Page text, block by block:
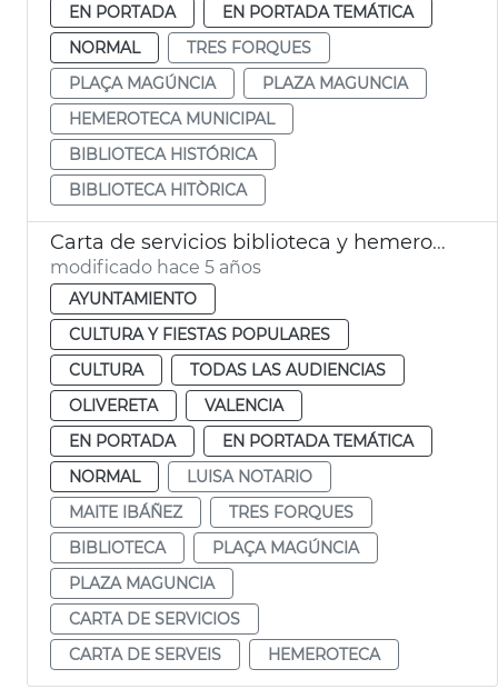
EN PORTADA
EN PORTADA TEMÁTICA
NORMAL
TRES FORQUES
PLAÇA MAGÚNCIA
PLAZA MAGUNCIA
HEMEROTECA MUNICIPAL
BIBLIOTECA HISTÓRICA
BIBLIOTECA HITÒRICA
Carta de servicios biblioteca y hemeroteca
modificado hace 5 años
AYUNTAMIENTO
CULTURA Y FIESTAS POPULARES
CULTURA
TODAS LAS AUDIENCIAS
OLIVERETA
VALENCIA
EN PORTADA
EN PORTADA TEMÁTICA
NORMAL
LUISA NOTARIO
MAITE IBÁÑEZ
TRES FORQUES
BIBLIOTECA
PLAÇA MAGÚNCIA
PLAZA MAGUNCIA
CARTA DE SERVICIOS
CARTA DE SERVEIS
HEMEROTECA